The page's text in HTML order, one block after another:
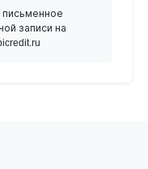
записи на